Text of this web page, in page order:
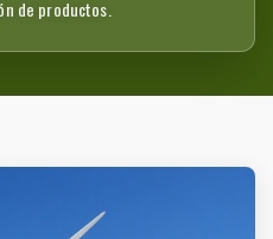
de productos.